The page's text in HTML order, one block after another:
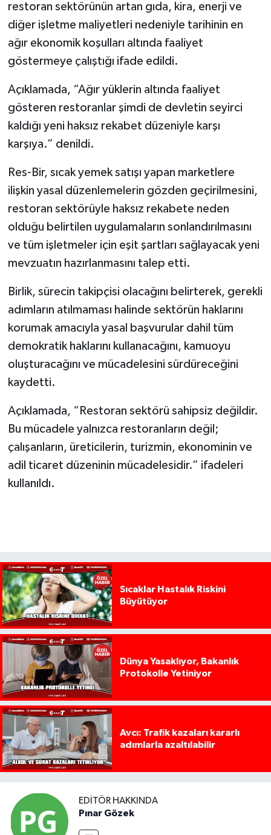
restoran sektörünün artan gıda, kira, enerji ve
diğer işletme maliyetleri nedeniyle tarihinin en
ağır ekonomik koşulları altında faaliyet
göstermeye çalıştığı ifade edildi.
Açıklamada, “Ağır yüklerin altında faaliyet
gösteren restoranlar şimdi de devletin seyirci
kaldığı yeni haksız rekabet düzeniyle karşı
karşıya.” denildi.
Res-Bir, sıcak yemek satışı yapan marketlere
ilişkin yasal düzenlemelerin gözden geçirilmesini,
restoran sektörüyle haksız rekabete neden
olduğu belirtilen uygulamaların sonlandırılmasını
ve tüm işletmeler için eşit şartları sağlayacak yeni
mevzuatın hazırlanmasını talep etti.
Birlik, sürecin takipçisi olacağını belirterek, gerekli
adımların atılmaması halinde sektörün haklarını
korumak amacıyla yasal başvurular dahil tüm
demokratik haklarını kullanacağını, kamuoyu
oluşturacağını ve mücadelesini sürdüreceğini
kaydetti.
Açıklamada, “Restoran sektörü sahipsiz değildir.
Bu mücadele yalnızca restoranların değil;
çalışanların, üreticilerin, turizmin, ekonominin ve
adil ticaret düzeninin mücadelesidir.” ifadeleri
kullanıldı.
Sıcaklar Hastalık Riskini
Büyütüyor
Dünya Yasaklıyor, Bakanlık
Protokolle Yetiniyor
Avcı: Trafik kazaları kararlı
adımlarla azaltılabilir
EDITÖR HAKKINDA
Pınar Gözek